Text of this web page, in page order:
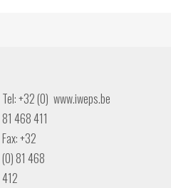
Tel: +32 (0)
81 468 411
Fax: +32
(0) 81 468
412
www.iweps.be